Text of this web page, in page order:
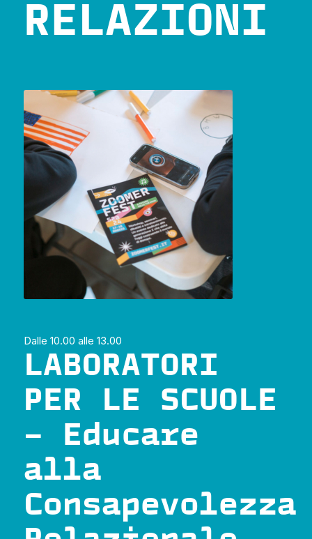
RELAZIONI
Dalle 10.00 alle 13.00
LABORATORI
PER LE SCUOLE
– Educare
alla
Consapevolezza